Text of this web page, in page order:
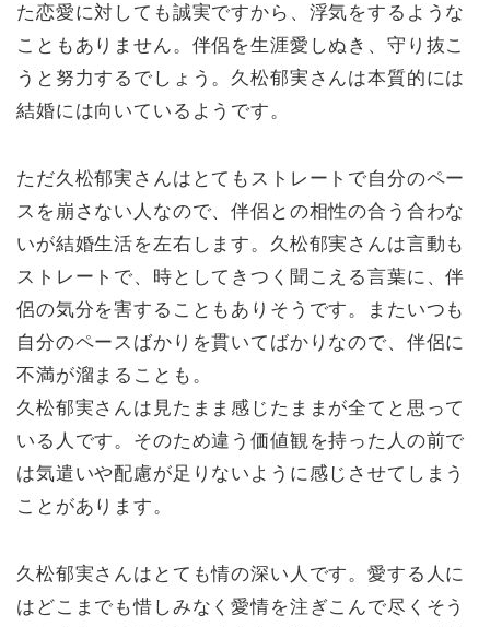
た恋愛に対しても誠実ですから、浮気をするような
こともありません。伴侶を生涯愛しぬき、守り抜こ
うと努力するでしょう。久松郁実さんは本質的には
結婚には向いているようです。
ただ久松郁実さんはとてもストレートで自分のペー
スを崩さない人なので、伴侶との相性の合う合わな
いが結婚生活を左右します。久松郁実さんは言動も
ストレートで、時としてきつく聞こえる言葉に、伴
侶の気分を害することもありそうです。またいつも
自分のペースばかりを貫いてばかりなので、伴侶に
不満が溜まることも。
久松郁実さんは見たまま感じたままが全てと思って
いる人です。そのため違う価値観を持った人の前で
は気遣いや配慮が足りないように感じさせてしまう
ことがあります。
久松郁実さんはとても情の深い人です。愛する人に
はどこまでも惜しみなく愛情を注ぎこんで尽くそう